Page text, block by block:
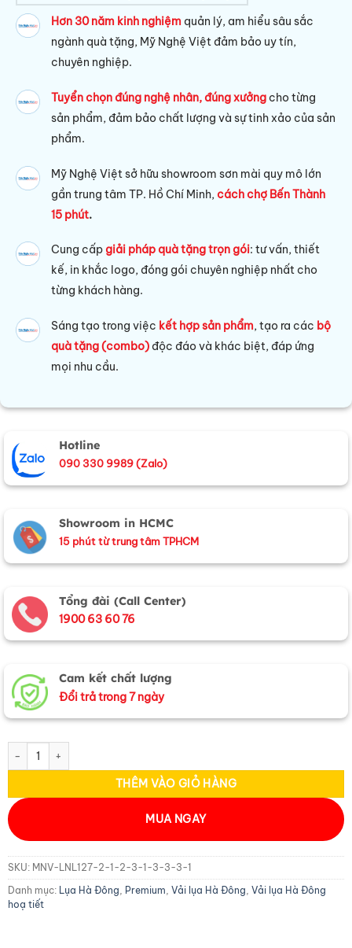
Hơn 30 năm kinh nghiệm quản lý, am hiểu sâu sắc
ngành quà tặng, Mỹ Nghệ Việt đảm bảo uy tín,
chuyên nghiệp.
Tuyển chọn đúng nghệ nhân, đúng xưởng cho từng
sản phẩm, đảm bảo chất lượng và sự tinh xảo của sản
phẩm.
Mỹ Nghệ Việt sở hữu showroom sơn mài quy mô lớn
gần trung tâm TP. Hồ Chí Minh,cách chợ Bến Thành
15 phút.
Cung cấpgiải pháp quà tặng trọn gói: tư vấn, thiết
kế, in khắc logo, đóng gói chuyên nghiệp nhất cho
từng khách hàng.
Sáng tạo trong việc kết hợp sản phẩm, tạo ra các bộ
quà tặng (combo) độc đáo và khác biệt, đáp ứng
mọi nhu cầu.
Hotline
090 330 9989 (Zalo)
Showroom in HCMC
15 phút từ trung tâm TPHCM
Tổng đài (Call Center)
1900 63 60 76
Cam kết chất lượng
Đổi trả trong 7 ngày
Lụa Họa Tiết Đuôi Công vàng đồng 3.7m MNV-LNL122 số lượng
THÊM VÀO GIỎ HÀNG
MUA NGAY
SKU: MNV-LNL127-2-1-2-3-1-3-3-3-1
Danh mục: Lụa Hà Đông, Premium, Vải lụa Hà Đông, Vải lụa Hà Đông
hoạ tiết